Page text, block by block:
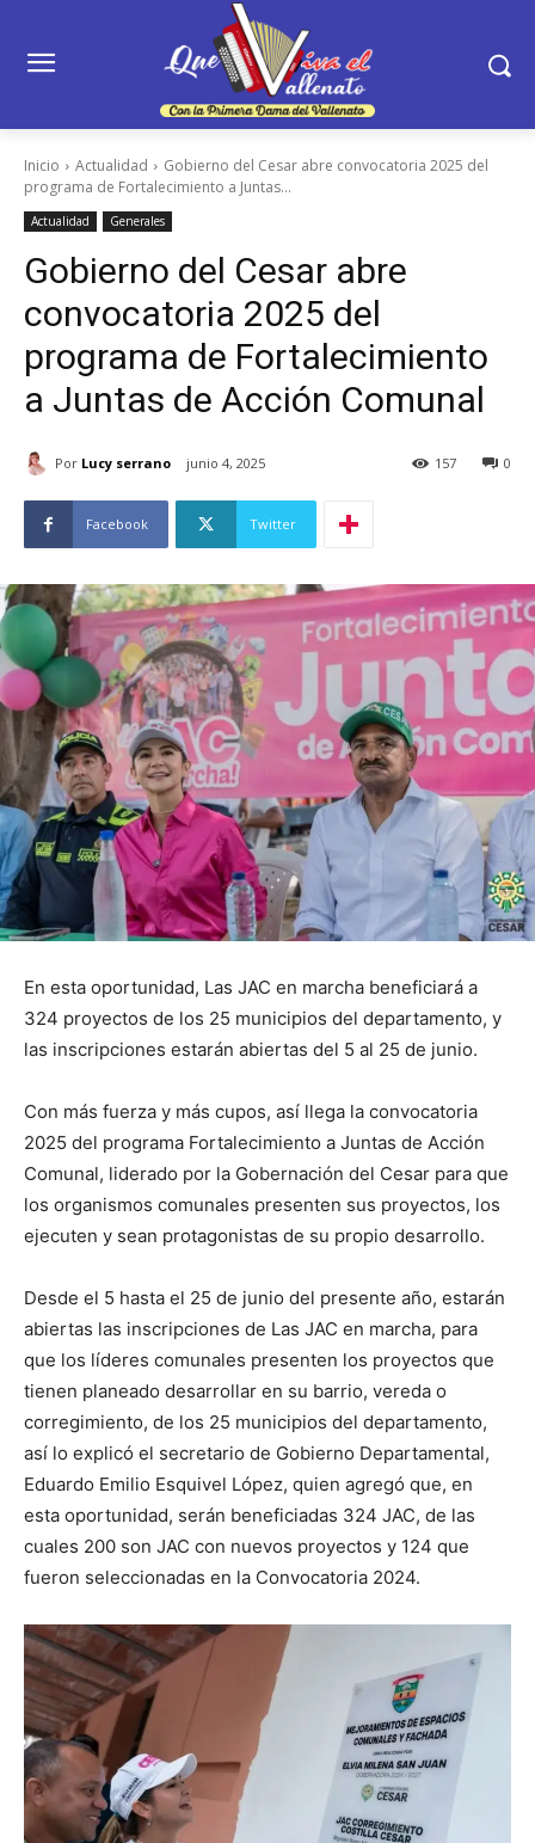
Inicio Actualidad
Gobierno del Cesar abre convocatoria 2025 del
programa de Fortalecimiento a Juntas...
Actualidad Generales
Gobierno del Cesar abre
convocatoria 2025 del
programa de Fortalecimiento
a Juntas de Acción Comunal
Por Lucy serrano junio 4, 2025 0
157
Facebook Twitter
En esta oportunidad, Las JAC en marcha beneficiará a
324 proyectos de los 25 municipios del departamento, y
las inscripciones estarán abiertas del 5 al 25 de junio.
Con más fuerza y más cupos, así llega la convocatoria
2025 del programa Fortalecimiento a Juntas de Acción
Comunal, liderado por la Gobernación del Cesar para que
los organismos comunales presenten sus proyectos, los
ejecuten y sean protagonistas de su propio desarrollo.
Desde el 5 hasta el 25 de junio del presente año, estarán
abiertas las inscripciones de Las JAC en marcha, para
que los líderes comunales presenten los proyectos que
tienen planeado desarrollar en su barrio, vereda o
corregimiento, de los 25 municipios del departamento,
así lo explicó el secretario de Gobierno Departamental,
Eduardo Emilio Esquivel López, quien agregó que, en
esta oportunidad, serán beneficiadas 324 JAC, de las
cuales 200 son JAC con nuevos proyectos y 124 que
fueron seleccionadas en la Convocatoria 2024.